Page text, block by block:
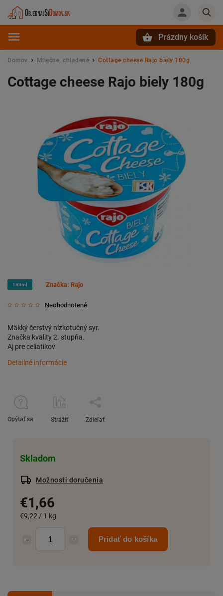
Prázdny košík
Domov / Mliečne, chladené / Cottage cheese Rajo biely 180g
Cottage cheese Rajo biely 180g
180ml
Neohodnotené
Značka: Rajo
€1,66
€9,22 / 1 kg
Pridať do košíka
Skladom
Možnosti doručenia
Mäkký čerstvý nízkotučný syr.
Značka kvality 2. stupňa.
Aj pre celiatikov
Detailné informácie
Opýtať sa Strážiť Zdieľať